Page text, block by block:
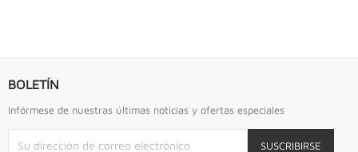
BOLETÍN
Infórmese de nuestras últimas noticias y ofertas especiales